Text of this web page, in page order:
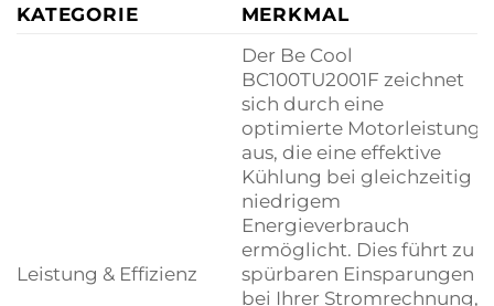
KATEGORIE MERKMAL
Leistung & Effizienz
Der Be Cool
BC100TU2001F zeichnet
sich durch eine
optimierte Motorleistung
aus, die eine effektive
Kühlung bei gleichzeitig
niedrigem
Energieverbrauch
ermöglicht. Dies führt zu
spürbaren Einsparungen
bei Ihrer Stromrechnung,